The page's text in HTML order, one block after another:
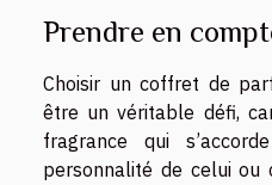
Prendre en
Choisir un coffret de
être un véritable défi,
fragrance qui
personnalité de celui